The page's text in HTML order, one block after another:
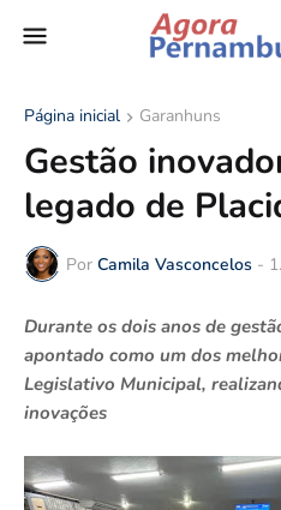
Página inicial Garanhuns
Gestão
legado de
Por Camila Vasconcelos -
Durante os dois anos de
apontado como um dos
Legislativo Municipal,
inovações